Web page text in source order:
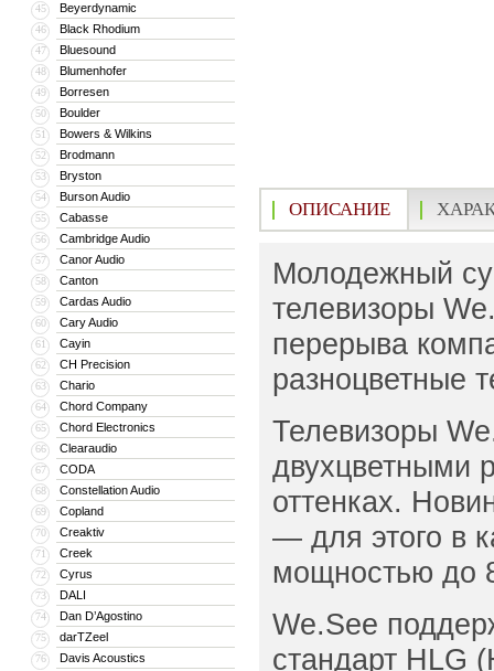
45 Beyerdynamic
46 Black Rhodium
47 Bluesound
48 Blumenhofer
49 Borresen
50 Boulder
51 Bowers & Wilkins
52 Brodmann
53 Bryston
54 Burson Audio
55 Cabasse
56 Cambridge Audio
57 Canor Audio
58 Canton
59 Cardas Audio
60 Cary Audio
61 Cayin
62 CH Precision
63 Chario
64 Chord Company
65 Chord Electronics
66 Clearaudio
67 CODA
68 Constellation Audio
69 Copland
70 Creaktiv
71 Creek
72 Cyrus
73 DALI
74 Dan D’Agostino
75 darTZeel
76 Davis Acoustics
ОПИСАНИЕ
Молодежный
телевизоры
перерыва
разноцветные
Телевизоры
двухцветными
оттенках.
— для этого в
мощностью до
We.See
стандарт HLG